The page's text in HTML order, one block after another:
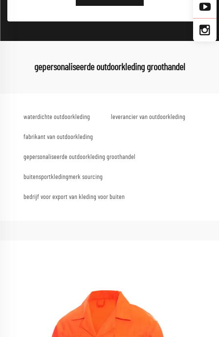
gepersonaliseerde outdoorkleding groothandel
waterdichte outdoorkleding leverancier van outdoorkleding
fabrikant van outdoorkleding
gepersonaliseerde outdoorkleding groothandel
buitensportkledingmerk sourcing
bedrijf voor export van kleding voor buiten